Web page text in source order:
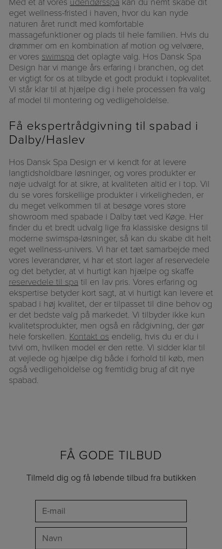
eget wellness-fristed i haven, hvor du kan nyde
naturen året rundt med komfortable
massagefunktioner og plads til hele familien. Hvis du
drømmer om en kombination af motion og velvære,
er vores swimspa det oplagte valg. Hos Dansk Spa
Design har vi mange års erfaring i branchen, og det
er vigtigt for os at tilbyde et godt produkt i topkvalitet.
Vi står klar til at hjælpe dig i hele processen fra valg
af model til montering og vedligeholdelse.
Få ekspertrådgivning til spabad i
Dalby/Haslev
Hos Dansk Spa Design er vi kendt for at levere
langtidsholdbare løsninger, og vores produkter er
nøje udvalgt for at sikre, at kvaliteten altid er i top. Vil
du se vores forskellige produkter i virkeligheden, er
du meget velkommen til at besøge vores store
showroom med spabade i Dalby tæt ved Køge. Her
finder du et bredt udvalg lige fra klassiske designs til
moderne swimspa-løsninger, så kan du skabe dit helt
eget wellness-univers. Vi har et tæt samarbejde med
vores leverandører, vi har et stort lager af reservedele
og det betyder, at vi hurtigt kan hjælpe og skaffe
reservedele til spa til en lav pris. Vores erfaring og
ekspertise betyder kort sagt, at vi hurtigt kan levere et
spabad i høj kvalitet, der er tilpasset til dine behov og
er det bedste valg på markedet. Vi tilbyder ikke kun
kvalitetsprodukter, men også en rådgivning, der gør
hele forskellen. Kontakt os endelig, hvis du er du i
tvivl om, hvilken model er den rette. Vi sidder klar til
at vejlede og hjælpe dig både i forhold til køb, men
også vedligeholdelse og fremtidig brug af dit nye
spabad.
FÅ GODE TILBUD
Tilmeld dig og få løbende tilbud fra butikken